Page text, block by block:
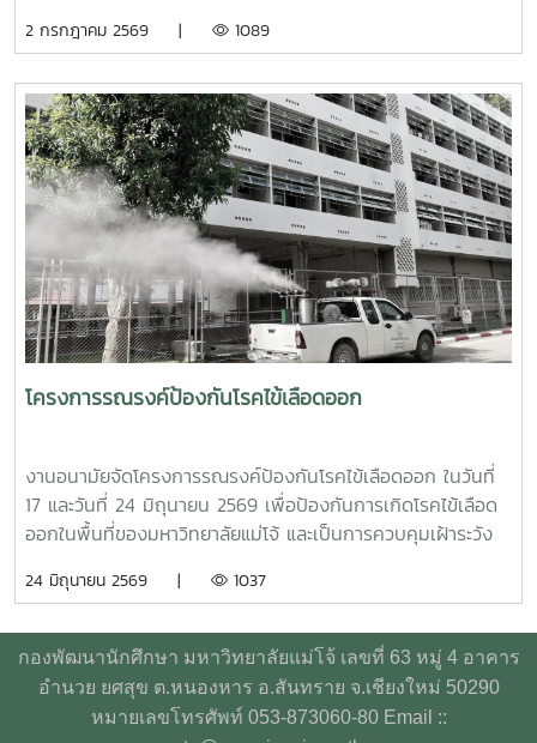
ท้ายของการอบรมยังให้ความสำคัญกับการดูแลสุขภาพจิตของ
(Burnout) การพัฒนาทักษะการเมตตาต่อตนเอง (Self-
Compassion) พร้อมเปิดเวที "Mental Health Talk" เพื่อแลก
เปลี่ยนประสบการณ์ สะท้อนปัญหา และร่วมหาแนวทางพัฒนา
งานด้านสุขภาวะในสถาบันอุดมศึกษา โครงการนี้ถือเป็นอีกหนึ่ง
กลไกสำคัญในการขับเคลื่อน “ระบบนิเวศสุขภาวะนิสิต” ของ
มหาวิทยาลัยไทย ที่มุ่งสร้างบุคลากรผู้ดูแลนิสิตให้มีความพร้อม
ทั้งด้านความรู้ ทักษะ และหัวใจที่เข้าใจ เพื่อให้นิสิตทุกคนสามารถ
เรียนรู้และใช้ชีวิตในรั้วมหาวิทยาลัยได้อย่างมีความสุขและยั่งยืน
ทั้งนี้ โครงการดังกล่าวได้รับงบประมาณสนับสนุนจากที่ประชุม
อธิการบดีแห่งประเทศไทย เอื้อเฟื้อสถานที่โดยมหาวิทยาลัย
เกษตรศาสตร์
รกิติยาภา นเรนทิราเทพยวดี กรมหลวงราช สาริณีสิริพัชร มหา
14.00 น. ณ ลานอนันต์ ปัญญาวีร์ อาคารอำนวย ยศสุข
นักศึกษาที่เข้าร่วมบริจาคจะได้ชั่วโมงกิจกรรมด้านจิตอาสา ครั้ง
ละ 8 ชั่วโมง- วันที่ 1กรกฏาคม 2569 มีผู้ประสงค์บริจาคโลหิต
จำนวน 91 คน ผ่านเกณฑ์สามารถบริจาคโลหิตได้ จำนวน 41 คน
( 18,450 CC.) - วันที่ 2 กรกฏาคม 2569 มีผู้ประสงค์บริจาค
โลหิต จำนวน 125 คน ผ่านเกณฑ์สามารถบริจาคโลหิตได้ จำนวน
72 คน (32,400 CC.)
2 กรกฎาคม 2569 | 1089
โครงการรณรงค์ป้องกันโรคไข้เลือดออก
งานอนามัยจัดโครงการรณรงค์ป้องกันโรคไข้เลือดออก ในวันที่
17 และวันที่ 24 มิถุนายน 2569 เพื่อป้องกันการเกิดโรคไข้เลือด
ออกในพื้นที่ของมหาวิทยาลัยแม่โจ้ และเป็นการควบคุมเฝ้าระวัง
จะเปิดเทอม ในปีการศึกษา 2569 โดยเชิญเจ้าหน้าที่จาก
นักศึกษา สวนป่า บ้านพักบุคลากร และบริเวณโดยรอบ
มหาวิทยาลัย ทั้งนี้ ทีมงานผู้บริหารจากเทศบาลเมืองแม่โจ้ ได้มอ
บทรายอะเบทให้แก่งานอนามัยไว้เพื่อกำจัดลูกน้ำยุงลาย โดยการ
ประชาสัมพันธ์ให้ทุกหน่วยงานที่มีความต้องการทรายอะเบท
24 มิถุนายน 2569 | 1037
กองพัฒนานักศึกษา มหาวิทยาลัยแม่โจ้ เลขที่ 63 หมู่ 4 อาคาร
อำนวย ยศสุข ต.หนองหาร อ.สันทราย จ.เชียงใหม่ 50290
หมายเลขโทรศัพท์ 053-873060-80 Email ::